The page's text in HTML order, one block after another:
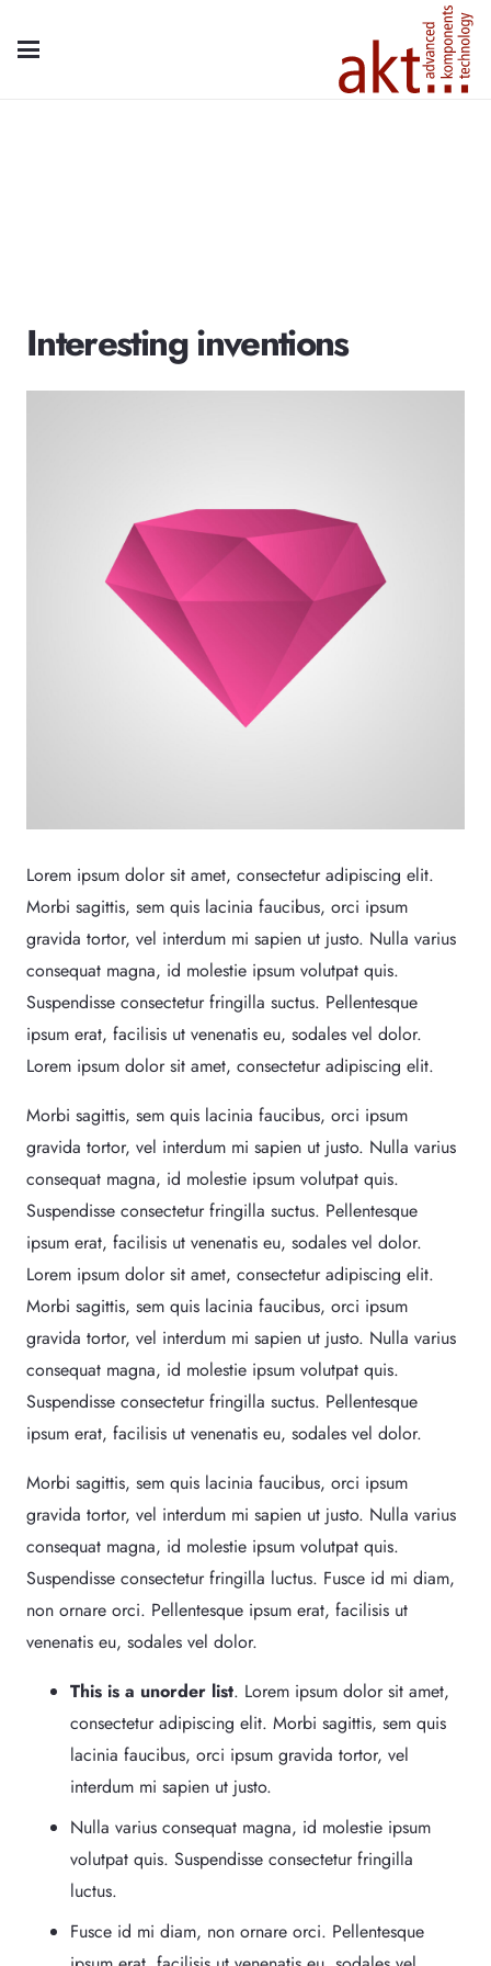
Interesting inventions
Lorem ipsum dolor sit amet, consectetur adipiscing elit.
Morbi sagittis, sem quis lacinia faucibus, orci ipsum
gravida tortor, vel interdum mi sapien ut justo. Nulla varius
consequat magna, id molestie ipsum volutpat quis.
Suspendisse consectetur fringilla suctus. Pellentesque
ipsum erat, facilisis ut venenatis eu, sodales vel dolor.
Lorem ipsum dolor sit amet, consectetur adipiscing elit.
Morbi sagittis, sem quis lacinia faucibus, orci ipsum
gravida tortor, vel interdum mi sapien ut justo. Nulla varius
consequat magna, id molestie ipsum volutpat quis.
Suspendisse consectetur fringilla suctus. Pellentesque
ipsum erat, facilisis ut venenatis eu, sodales vel dolor.
Lorem ipsum dolor sit amet, consectetur adipiscing elit.
Morbi sagittis, sem quis lacinia faucibus, orci ipsum
gravida tortor, vel interdum mi sapien ut justo. Nulla varius
consequat magna, id molestie ipsum volutpat quis.
Suspendisse consectetur fringilla suctus. Pellentesque
ipsum erat, facilisis ut venenatis eu, sodales vel dolor.
Morbi sagittis, sem quis lacinia faucibus, orci ipsum
gravida tortor, vel interdum mi sapien ut justo. Nulla varius
consequat magna, id molestie ipsum volutpat quis.
Suspendisse consectetur fringilla luctus. Fusce id mi diam,
non ornare orci. Pellentesque ipsum erat, facilisis ut
venenatis eu, sodales vel dolor.
This is a unorder list. Lorem ipsum dolor sit amet,
consectetur adipiscing elit. Morbi sagittis, sem quis
lacinia faucibus, orci ipsum gravida tortor, vel
interdum mi sapien ut justo.
Nulla varius consequat magna, id molestie ipsum
volutpat quis. Suspendisse consectetur fringilla
luctus.
Fusce id mi diam, non ornare orci. Pellentesque